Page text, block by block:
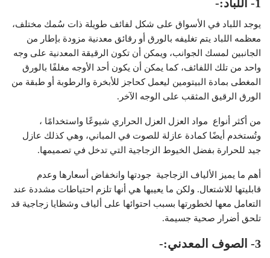
1- اللباد:-
يوجد اللباد في الأسواق على شكل لفائف طويلة ذات سُمك مختلف،
معظمه اللباد يتم تغليفه بالورق أو رقائق معدنية مزودة بإطار من
الجانبين لمسك الجوانب، ويمكن أن تكون الرقيقة المعدنية على وجه
واحد من تلك اللفائف، كما يمكن أن يكون أحد الأوجه مغلفًا بالورق
المغطى بمادة البيتومين ليعمل كحاجز للأبخرة والرطوبة أو طبقة من
الورق الرقيق المثقب على الوجه الآخر.
من أكثر أنواع مواد العزل العزل الحراري شيوعًا واستخدامًا ،
وتُستخدم أيضًا كمادة عازلة للصوت في المباني، وهي كذلك عازل
جيد للحرارة بفضل الخيوط الزجاجية التي تدخل في تصميمها.
أهم ما يميز الألياف الزجاجية جودتها وانخفاض أسعارها وعدم
قابليتها للاشتعال. ولكن ما يعيبها هي أنها تلزم احتياطات مشددة عند
التعامل معها لخطورتها بسبب احتوائها على ألياف وشظايا زجاجية قد
تلحق أضرار صحية جسيمة.
3- الصوف المعدني:-